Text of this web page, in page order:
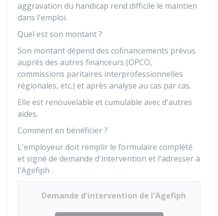
aggravation du handicap rend difficile le maintien
dans l'emploi.
Quel est son montant ?
Son montant dépend des cofinancements prévus
auprès des autres financeurs (OPCO,
commissions paritaires interprofessionnelles
régionales, etc.) et après analyse au cas par cas.
Elle est renouvelable et cumulable avec d'autres
aides.
Comment en bénéficier ?
L'employeur doit remplir le formulaire complété
et signé de demande d'intervention et l'adresser à
l'Agefiph .
Demande d'intervention de l'Agefiph